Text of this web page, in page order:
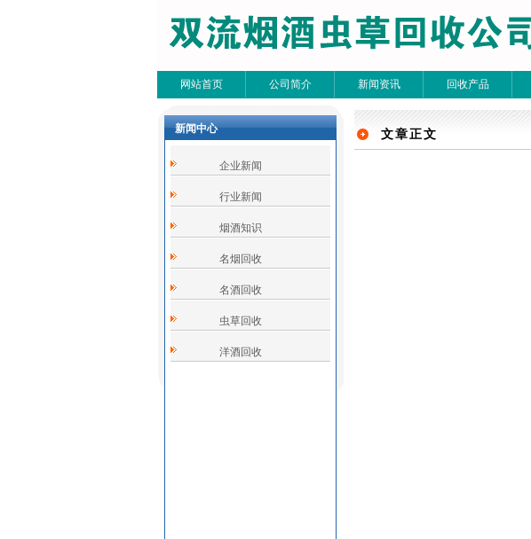
网站首页 公司简介 新闻资讯 回收产品
新闻中心
企业新闻
行业新闻
烟酒知识
名烟回收
名酒回收
虫草回收
洋酒回收
文章检索
文章正文